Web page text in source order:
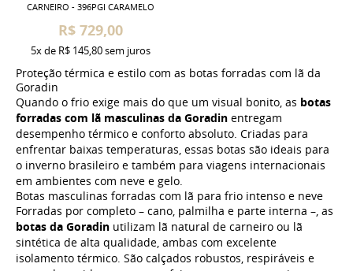
CARNEIRO - 396PGI CARAMELO
R$ 729,00
5xde R$ 145,80sem juros
Proteção térmica e estilo com as botas forradas com lã da
Goradin
Quando o frio exige mais do que um visual bonito, as botas
forradas com lã masculinas da Goradin entregam
desempenho térmico e conforto absoluto. Criadas para
enfrentar baixas temperaturas, essas botas são ideais para
o inverno brasileiro e também para viagens internacionais
em ambientes com neve e gelo.
Botas masculinas forradas com lã para frio intenso e neve
Forradas por completo – cano, palmilha e parte interna –, as
botas da Goradin utilizam lã natural de carneiro ou lã
sintética de alta qualidade, ambas com excelente
isolamento térmico. São calçados robustos, respiráveis e